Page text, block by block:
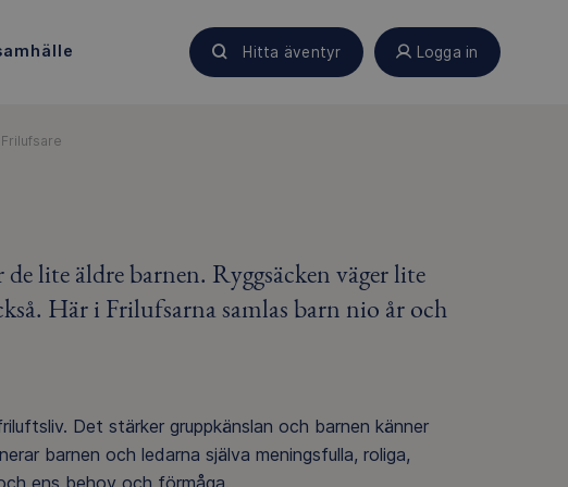
Hitta äventyr Logga in
Frilufsare
lite äldre barnen. Ryggsäcken väger lite
Här i Frilufsarna samlas barn nio år och
Det stärker gruppkänslan och barnen känner
barnen och ledarna själva meningsfulla, roliga,
ens behov och förmåga.